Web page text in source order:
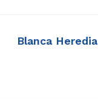
Blanca Heredia